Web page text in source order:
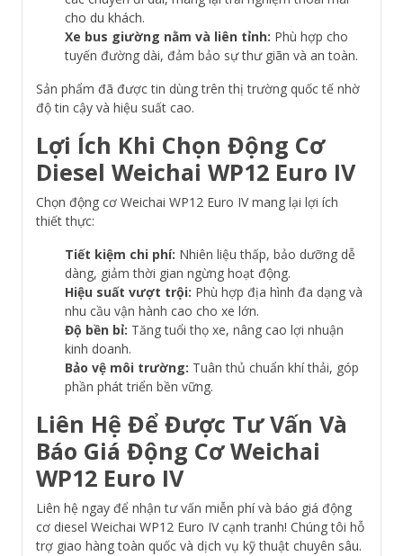
cho du khách.
Xe bus giường nằm và liên tỉnh: Phù hợp cho
tuyến đường dài, đảm bảo sự thư giãn và an toàn.
Sản phẩm đã được tin dùng trên thị trường quốc tế nhờ
độ tin cậy và hiệu suất cao.
Lợi Ích Khi Chọn Động Cơ
Diesel Weichai WP12 Euro IV
Chọn động cơ Weichai WP12 Euro IV mang lại lợi ích
thiết thực:
Tiết kiệm chi phí: Nhiên liệu thấp, bảo dưỡng dễ
dàng, giảm thời gian ngừng hoạt động.
Hiệu suất vượt trội: Phù hợp địa hình đa dạng và
nhu cầu vận hành cao cho xe lớn.
Độ bền bỉ: Tăng tuổi thọ xe, nâng cao lợi nhuận
kinh doanh.
Bảo vệ môi trường: Tuân thủ chuẩn khí thải, góp
phần phát triển bền vững.
Liên Hệ Để Được Tư Vấn Và
Báo Giá Động Cơ Weichai
WP12 Euro IV
Liên hệ ngay để nhận tư vấn miễn phí và báo giá động
cơ diesel Weichai WP12 Euro IV cạnh tranh! Chúng tôi hỗ
trợ giao hàng toàn quốc và dịch vụ kỹ thuật chuyên sâu.